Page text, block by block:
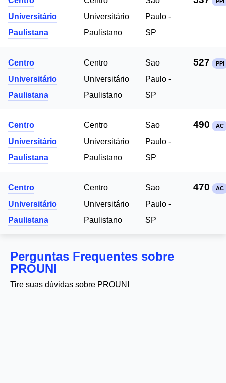
Universitário
Paulistana
Universitário
Paulistano
Paulo -
SP
Centro
Universitário
Paulistana
Centro
Universitário
Paulistano
Sao
Paulo -
SP
527 PPI
Centro
Universitário
Paulistana
Centro
Universitário
Paulistano
Sao
Paulo -
SP
490 AC
Centro
Universitário
Paulistana
Centro
Universitário
Paulistano
Sao
Paulo -
SP
470 AC
Perguntas Frequentes sobre
PROUNI
Tire suas dúvidas sobre PROUNI